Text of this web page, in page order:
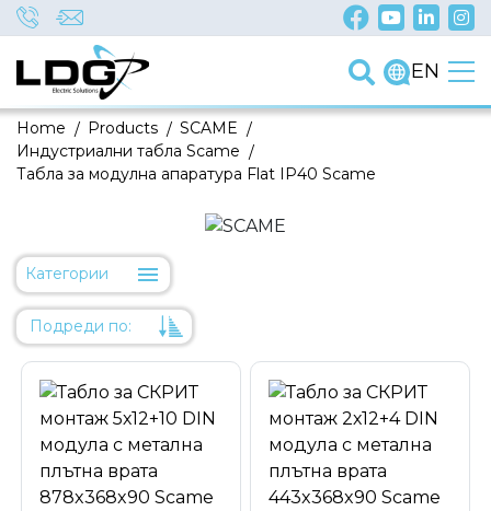
EN
/
Home /
Products /
SCAME
/
Индустриални табла Scame
Табла за модулна апаратура Flat IP40 Scame
Категории
Подреди по:
Име
Код на артикул